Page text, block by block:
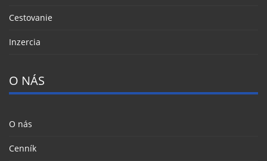
Cestovanie
Inzercia
O NÁS
O nás
Cenník